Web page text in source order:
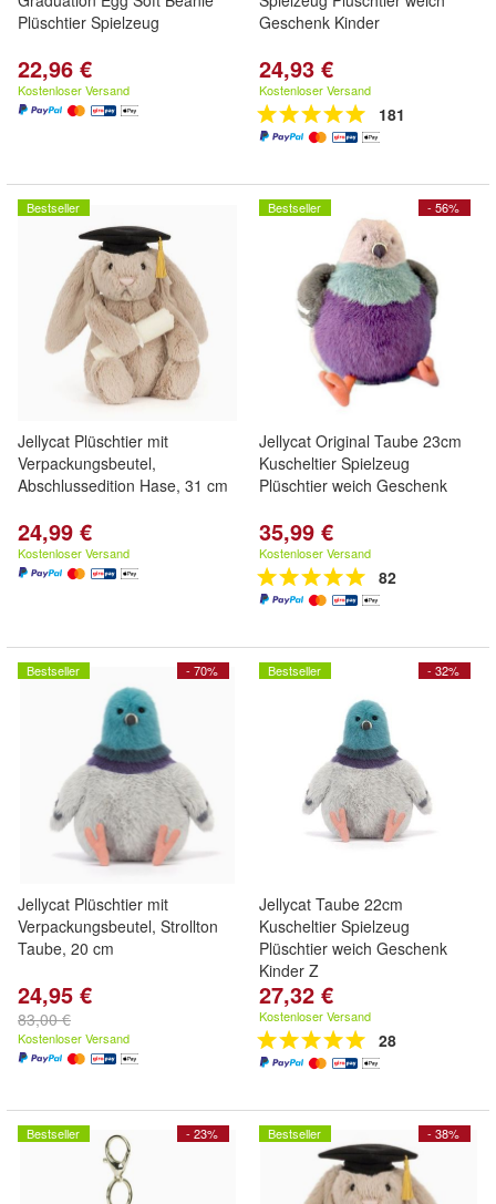
Plüschtier Spielzeug
22,96 €
Kostenloser Versand
Geschenk Kinder
24,93 €
Kostenloser Versand
181
Bestseller
Jellycat Plüschtier mit
Verpackungsbeutel,
Abschlussedition Hase, 31 cm
24,99 €
Kostenloser Versand
- 56%
Bestseller
Jellycat Original Taube 23cm
Kuscheltier Spielzeug
Plüschtier weich Geschenk
35,99 €
Kostenloser Versand
82
- 70%
Bestseller
Jellycat Plüschtier mit
Verpackungsbeutel, Strollton
Taube, 20 cm
24,95 €
83,00 €
Kostenloser Versand
- 32%
Bestseller
Jellycat Taube 22cm
Kuscheltier Spielzeug
Plüschtier weich Geschenk
Kinder Z
27,32 €
Kostenloser Versand
28
- 23%
Bestseller - 38%
Bestseller